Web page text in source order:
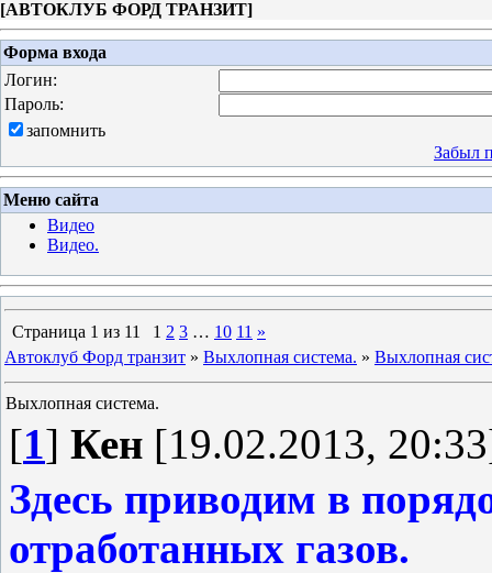
[АВТОКЛУБ ФОРД ТРАНЗИТ]
Форма входа
Логин:
Пароль:
запомнить
Забыл
Меню сайта
Видео
Видео.
Страница 1 из 11 1 2 3 … 10 11 »
Автоклуб Форд транзит » Выхлопная система. » Выхлопная
Выхлопная система.
[1] Кен [19.02.2013,
Здесь приводим в
отработанных газов.